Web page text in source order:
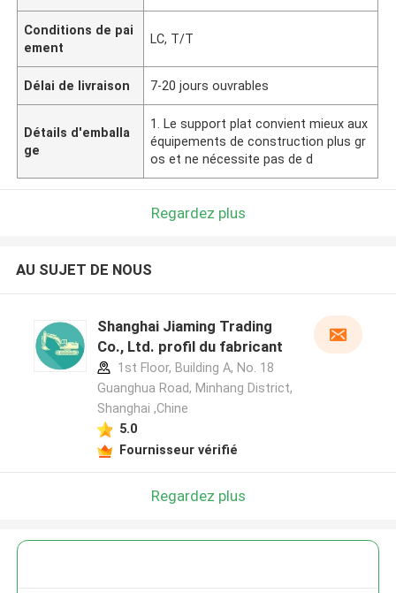
Conditions de pai
ement
LC, T/T
Délai de livraison 7-20 jours ouvrables
Détails d'emballa
ge
1. Le support plat convient mieux aux
équipements de construction plus gr
os et ne nécessite pas de d
Regardez plus
AU SUJET DE NOUS
Shanghai Jiaming Trading
Co., Ltd. profil du fabricant
1st Floor, Building A, No. 18
Guanghua Road, Minhang District,
Shanghai ,Chine
5.0
Fournisseur vérifié
Regardez plus